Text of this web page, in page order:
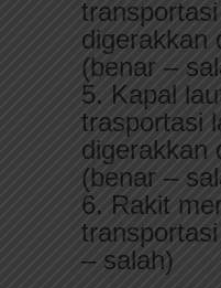
digerakkan
(benar –
5. Kapal
trasportasi
digerakkan
(benar –
6. Rakit
– salah)